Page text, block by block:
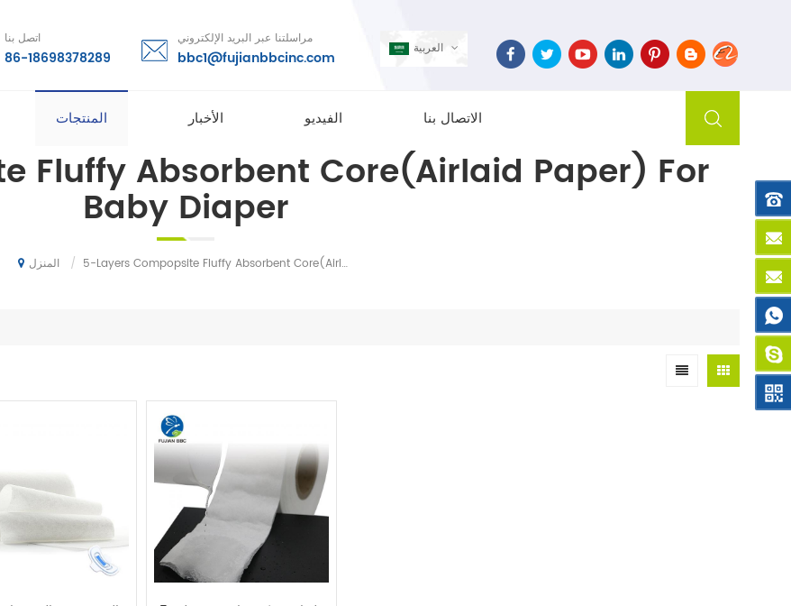
العربية
اتصل بنا
86-18698378289
مراسلتنا عبر البريد الإلكتروني
bbc1@fujianbbcinc.com
المنتجات الأخبار الفيديو الاتصال بنا
Fluffy Absorbent Core(Airlaid Paper) For
Baby Diaper
المنزل / 5-Layers Compopsite Fluffy Absorbent Core(Airlaid Paper) For Baby Diaper